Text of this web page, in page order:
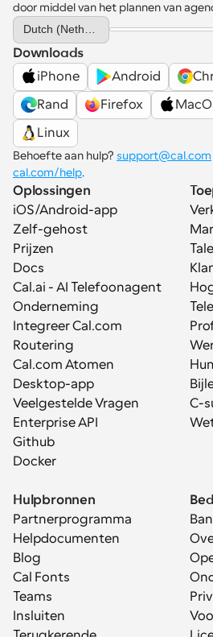
door middel van het plannen van
Select Language
Dutch (Netherlands)
Downloads
iPhone
Android
Rand
Firefox
Linux
Behoefte aan hulp? support@cal.com
cal.com/help.
Oplossingen
iOS/Android-app
Zelf-gehost
Prijzen
Docs
Cal.ai - AI Telefoonagent
Onderneming
Integreer Cal.com
Routering
Cal.com Atomen
Desktop-app
Veelgestelde Vragen
Enterprise API
Github
Docker
C-
Hulpbronnen
Partnerprogramma
Helpdocumenten
Blog
Cal Fonts
Teams
Insluiten